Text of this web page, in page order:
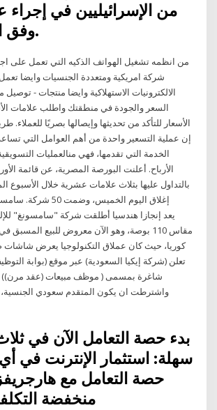
من الإسرائيليين في إجراء
وفق المصدر ذاته.
من انظمه تشغيل الهواتف الذكيه التي تعمل على
شركة امريكية ومتعددة الجنسيات وايضا
الالكترونيات الاستهلاكية وايضا منتجات -
السعر والجودة في منطقتك واطلب علامات
الأسعار للتأكد من تحديثها وإيصالها بصريًا للعملاء.
إن عملية التسعير واحدة من أهم العوامل التي
الخدمة التي تقدمها، فهي منالعمليات
الأرباح. أعلنت البورصة المصرية، عن قائمة
بالتداول عليها بثلاث علامات عشرية خلال الأسبوع
إغلاق اليوم الخميس،
كوريا، حيث كان عملاق التكنولوجيا يعرض
تعلن (شركة إيكيا السعودية) عبر موقع (بوابة
شاغرة بمسمى ( موظف مبيعات (عقد مرن))
واشترطت ان يكون المتقدم سعودي الجنسية،
سهلة: استثمار الإنترنت في
حصة التعامل مع
منخفضة